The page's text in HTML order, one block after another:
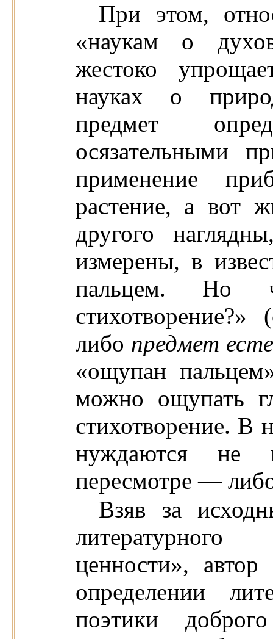
При этом,
«наукам о
жестоко
науках о
предмет
осязательными
применение
растение, а вот
другого
измерены, в
пальцем. Но
либо предмет
«ощупан
можно ощупать
стихотворение. В
нуждаются не
пересмотре —
Взяв за
ценности»,
определении
поэтики